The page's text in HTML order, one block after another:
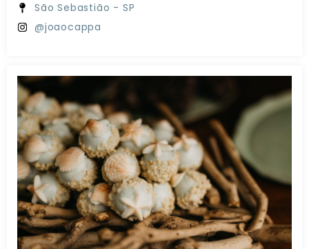
São Sebastião - SP
@joaocappa